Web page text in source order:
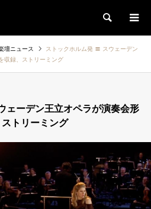
検索
壇ニュース
ストックホルム発 〓 スウェーデン
収録、ストリーミング
ェーデン王立オペラが演奏会形
トリーミング